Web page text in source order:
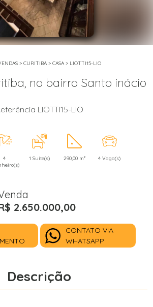
> CURITIBA > CASA > LIOTTI15-LIO
no bairro Santo inácio
LIOTTI15-LIO
4
1 Suíte(s) 290,00 m² 4 Vaga(s)
2.650.000,00
CONTATO VIA
WHATSAPP
Descrição